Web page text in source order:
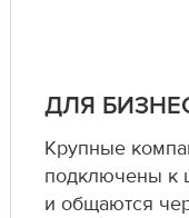
ДЛЯ
Крупные
подключены к
и общаются